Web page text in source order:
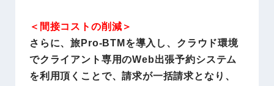
＜間接コストの削減＞
さらに、旅Pro-BTMを導入し、クラウド環境
でクライアント専用のWeb出張予約システム
を利用頂くことで、請求が一括請求となり、